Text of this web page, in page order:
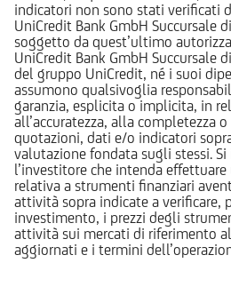
indicatori non sono stati verificati
UniCredit Bank GmbH Succursale
soggetto da quest’ultimo
UniCredit Bank GmbH Succursale
del gruppo UniCredit, né i suoi
assumono qualsivoglia
garanzia, esplicita o implicita, in
all’accuratezza, alla completezza
quotazioni, dati e/o indicatori
valutazione fondata sugli stessi.
l’investitore che intenda
relativa a strumenti finanziari
attività sopra indicate a verificare,
investimento, i prezzi degli
attività sui mercati di riferimento
aggiornati e i termini